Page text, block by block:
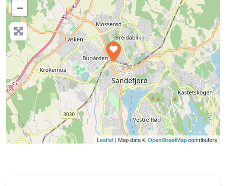
−
Press Enter key to search
Leaflet | Map data ©OpenStreetMapcontributors